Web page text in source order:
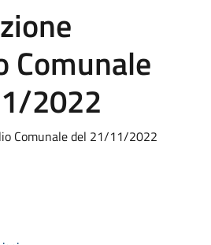
Comunale
2022
Comunale del 21/11/2022